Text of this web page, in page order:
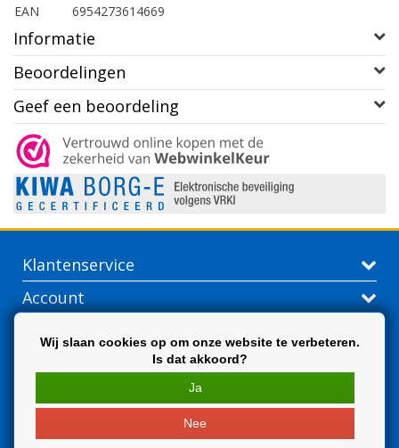
EAN
6954273614669
Informatie
Beoordelingen
Geef een beoordeling
Klantenservice
Account
Wij slaan cookies op om onze website te verbeteren.
Is dat akkoord?
Ja
Nee